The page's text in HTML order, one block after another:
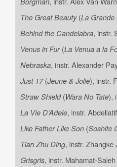
The Great Beauty(La Grande
Behind the Candelabra, instr.
Venus in Fur(La Venua a la
Nebraska, instr. Alexander
Just 17(Jeune & Jolie), instr.
Straw Shield(Wara No Tate),
La Vie D’Adele, instr.
Like Father Like Son(Soshite
Tian Zhu Ding, instr. Zhangke
Grisgris, instr. Mahamat-